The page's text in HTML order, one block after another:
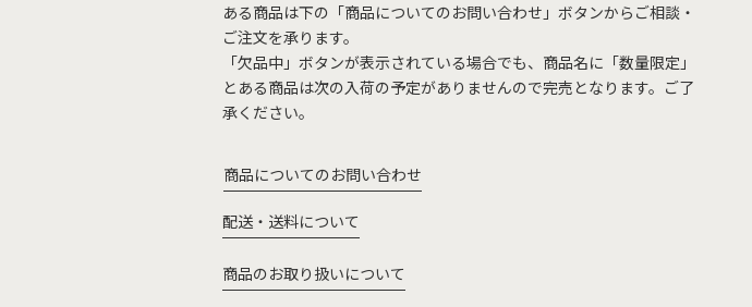
ある商品は下の「商品についてのお問い合わせ」ボタンからご相談・
ご注文を承ります。
「欠品中」ボタンが表示されている場合でも、商品名に「数量限定」
とある商品は次の入荷の予定がありませんので完売となります。ご了
承ください。
商品についてのお問い合わせ
配送・送料について
商品のお取り扱いについて